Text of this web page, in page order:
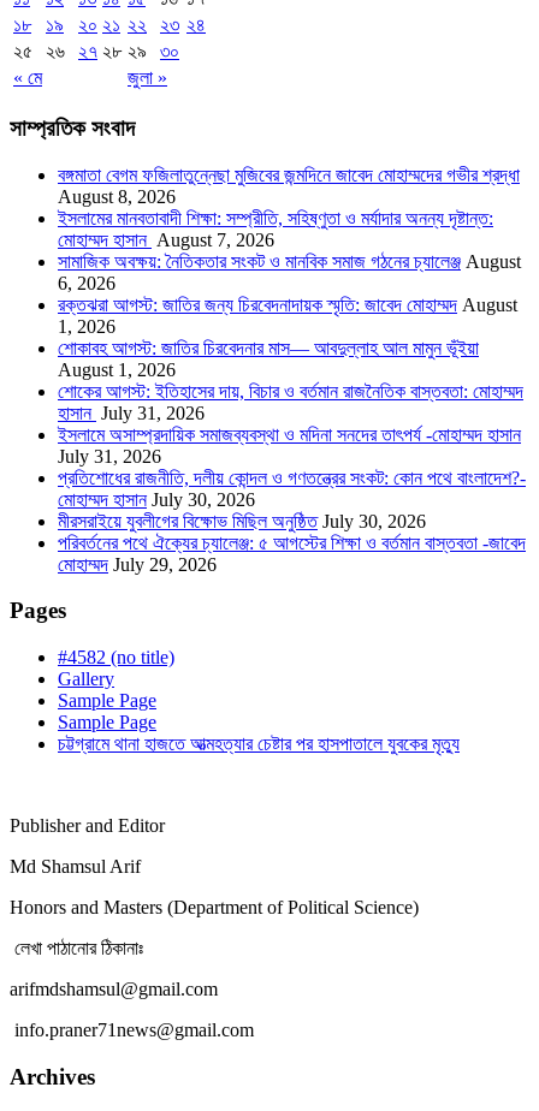
« মে জুলা »
১৮
১৯ ২০ ২১ ২২ ২৩ ২৪
২৫
২৬ ২৭ ২৮ ২৯ ৩০
সাম্প্রতিক সংবাদ
বঙ্গমাতা বেগম ফজিলাতুন্নেছা মুজিবের জন্মদিনে জাবেদ মোহাম্মদের গভীর শ্রদ্ধা
August 8, 2026
ইসলামের মানবতাবাদী শিক্ষা: সম্প্রীতি, সহিষ্ণুতা ও মর্যাদার অনন্য দৃষ্টান্ত:
মোহাম্মদ হাসান August 7, 2026
সামাজিক অবক্ষয়: নৈতিকতার সংকট ও মানবিক সমাজ গঠনের চ্যালেঞ্জ August
6, 2026
রক্তঝরা আগস্ট: জাতির জন্য চিরবেদনাদায়ক স্মৃতি: জাবেদ মোহাম্মদ August
1, 2026
শোকাবহ আগস্ট: জাতির চিরবেদনার মাস— আবদুল্লাহ আল মামুন ভূঁইয়া
August 1, 2026
শোকের আগস্ট: ইতিহাসের দায়, বিচার ও বর্তমান রাজনৈতিক বাস্তবতা: মোহাম্মদ
হাসান July 31, 2026
ইসলামে অসাম্প্রদায়িক সমাজব্যবস্থা ও মদিনা সনদের তাৎপর্য -মোহাম্মদ হাসান
July 31, 2026
প্রতিশোধের রাজনীতি, দলীয় কোন্দল ও গণতন্ত্রের সংকট: কোন পথে বাংলাদেশ?-
মোহাম্মদ হাসান July 30, 2026
মীরসরাইয়ে যুবলীগের বিক্ষোভ মিছিল অনুষ্ঠিত July 30, 2026
পরিবর্তনের পথে ঐক্যের চ্যালেঞ্জ: ৫ আগস্টের শিক্ষা ও বর্তমান বাস্তবতা -জাবেদ
মোহাম্মদ July 29, 2026
Pages
#4582 (no title)
Gallery
Sample Page
Sample Page
চট্টগ্রামে থানা হাজতে আত্মহত্যার চেষ্টার পর হাসপাতালে যুবকের মৃত্যু
Publisher and Editor
Md Shamsul Arif
Honors and Masters (Department of Political Science)
লেখা পাঠানোর ঠিকানাঃ
arifmdshamsul@gmail.com
info.praner71news@gmail.com
Archives